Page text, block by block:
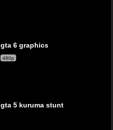
gta 6 graphics
480p
gta 5 kuruma stunt